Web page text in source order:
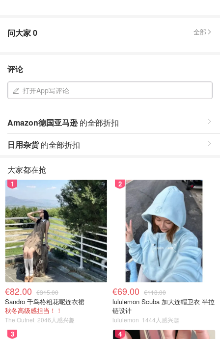
问大家0 全部
评论
打开App写评论
Amazon德国亚马逊的全部折扣
日用杂货的全部折扣
大家都在抢
1
€82.00 €315.00
Sandro 千鸟格粗花呢连衣裙
秋冬高级感担当！！
The Outnet 2046人感兴趣
2
€69.00 €118.00
lululemon Scuba 加大连帽卫衣 半拉
链设计
lululemon 1444人感兴趣
3 4